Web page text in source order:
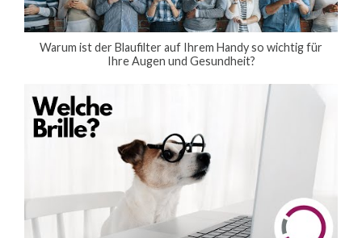
Warum ist der Blaufilter auf Ihrem Handy so wichtig für
Ihre Augen und Gesundheit?